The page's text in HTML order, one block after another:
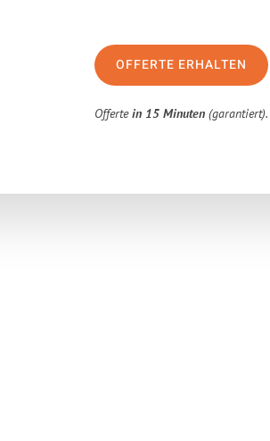
OFFERTE ERHALTEN
Offertein 15 Minuten (garantiert).